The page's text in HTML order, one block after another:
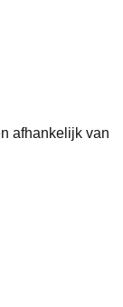
afhankelijk van